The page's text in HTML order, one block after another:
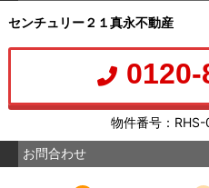
センチュリー２１真永不動産
物件番号：
お問合わせ